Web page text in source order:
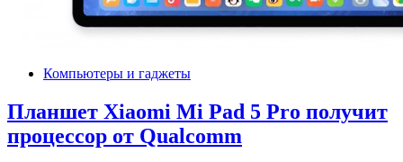
Компьютеры и гаджеты
Планшет Xiaomi Mi Pad 5 Pro получит
процессор от Qualcomm